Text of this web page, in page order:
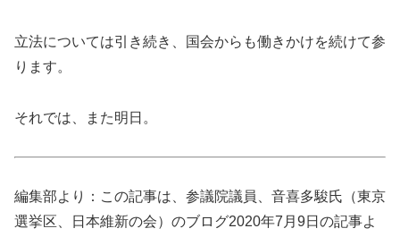
立法については引き続き、国会からも働きかけを続けて参
ります。
それでは、また明日。
編集部より：この記事は、参議院議員、音喜多駿氏（東京
選挙区、日本維新の会）のブログ2020年7月9日の記事よ